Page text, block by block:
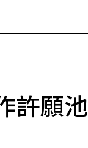
許願池